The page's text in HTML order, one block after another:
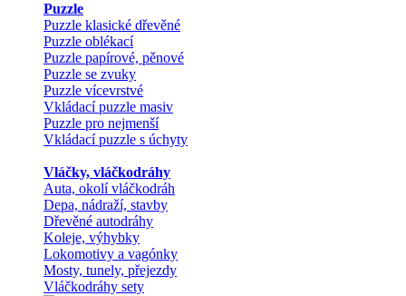
Puzzle
Puzzle klasické dřevěné
Puzzle oblékací
Puzzle papírové, pěnové
Puzzle se zvuky
Puzzle vícevrstvé
Vkládací puzzle masiv
Puzzle pro nejmenší
Vkládací puzzle s úchyty
Vláčky, vláčkodráhy
Auta, okolí vláčkodráh
Depa, nádraží, stavby
Dřevěné autodráhy
Koleje, výhybky
Lokomotivy a vagónky
Mosty, tunely, přejezdy
Vláčkodráhy sety